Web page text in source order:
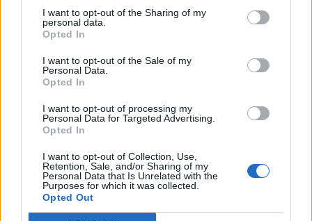
I want to opt-out of the Sharing of my
personal data.
Opted In
I want to opt-out of the Sale of my
Personal Data.
Opted In
I want to opt-out of processing my
Personal Data for Targeted Advertising.
Opted In
I want to opt-out of Collection, Use,
Retention, Sale, and/or Sharing of my
Personal Data that Is Unrelated with the
Purposes for which it was collected.
Opted Out
19:30, μπροστά από το κεντρικό
κτήριο της Περιφέρειας Βορείου
Αιγαίου στη Μυτιλήνη
Εγκαινιάστηκε η νέα παιδική
Το έργο του Δήμου Μυτιλήνης
παραδόθηκε στα παιδιά και στους
κατοίκους του χωριού
Εορταστικές εκδηλώσεις για τη